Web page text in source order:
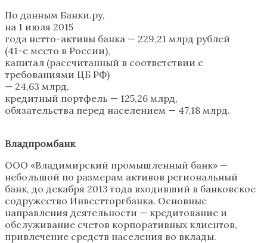
По данным Банки.ру,
на 1 июля 2015
года нетто-активы банка — 229,21 млрд рублей
(41-е место в России),
капитал (рассчитанный в соответствии с
требованиями ЦБ РФ)
— 24,63 млрд,
кредитный портфель — 125,26 млрд,
обязательства перед населением — 47,18 млрд.
Владпромбанк
ООО «Владимирский промышленный банк» —
небольшой по размерам активов региональный
банк, до декабря 2013 года входивший в банковское
содружество Инвестторгбанка. Основные
направления деятельности — кредитование и
обслуживание счетов корпоративных клиентов,
привлечение средств населения во вклады.